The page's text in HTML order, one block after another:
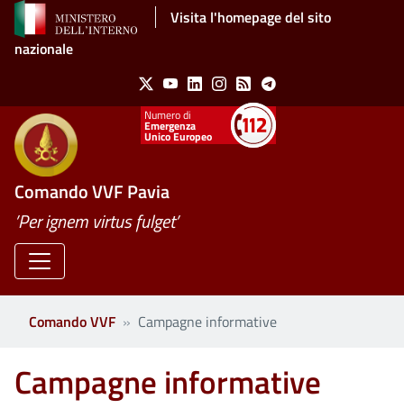
Salta al contenuto principaleVisita l'homepage del sito
nazionale
Social Menu
X YoutubeLinkedinInstagram
Feed Telegram
Emergenza
Unico Europeo
Comando VVF Pavia
’Per ignem virtus fulget’
Comando VVF Campagne informative
Campagne informative